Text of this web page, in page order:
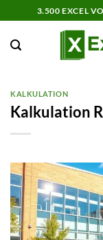
Inhalt
springen
3.500 EXCEL
KALKULATION
Kalkulation